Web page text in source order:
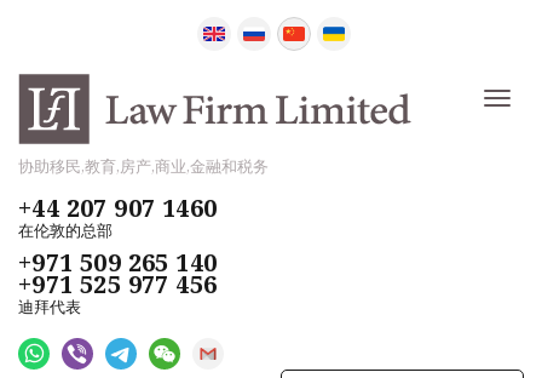
协助移民,教育,房产,商业,金融和税务
+44 207 907 1460
在伦敦的总部
+971 509 265 140
+971 525 977 456
迪拜代表